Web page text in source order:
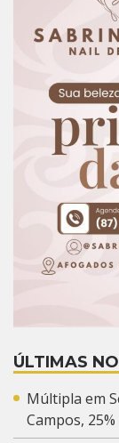
ÚLTIMAS
Múltipla em
Campos, 25%